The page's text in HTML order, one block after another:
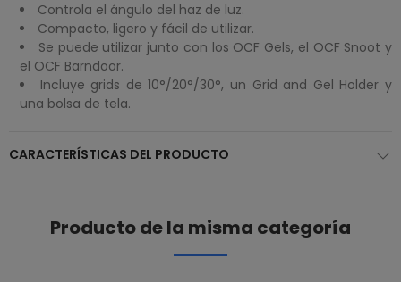
Controla el ángulo del haz de luz.
Compacto, ligero y fácil de utilizar.
Se puede utilizar junto con los OCF Gels, el OCF Snoot y
el OCF Barndoor.
Incluye grids de 10°/20°/30°, un Grid and Gel Holder y
una bolsa de tela.
CARACTERÍSTICAS DEL PRODUCTO
Producto de la misma categoría